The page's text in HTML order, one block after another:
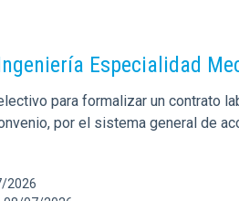
Especialidad
para formalizar un contrato
por el sistema general de
2026